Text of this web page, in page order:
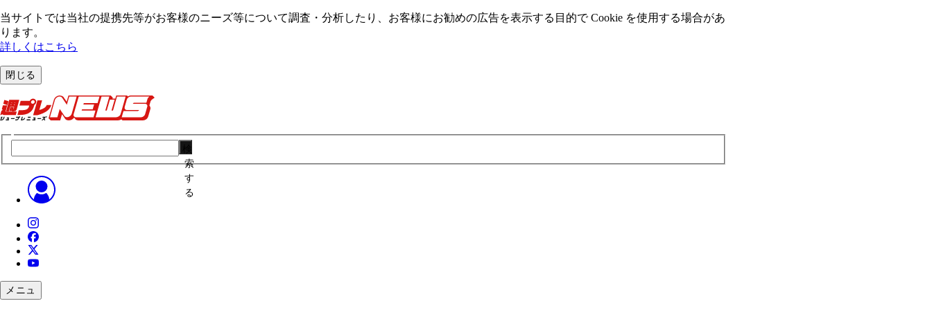
当サイトでは当社の提携先等がお客様のニーズ等について調査・分析したり、お客様にお勧めの広告を表⽰する⽬的で Cookie を使⽤する場合があ
ります。
詳しくはこちら
閉じる
索
す
る
メニュ